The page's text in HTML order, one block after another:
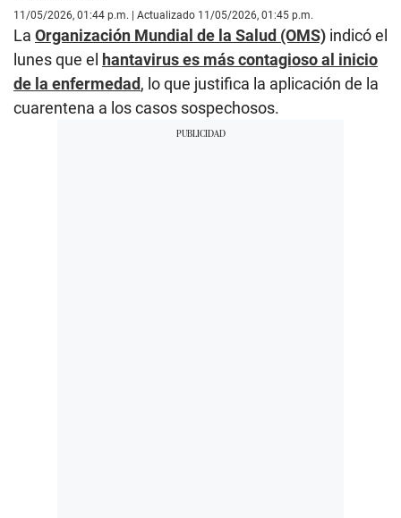
11/05/2026, 01:44 p.m. | Actualizado 11/05/2026, 01:45 p.m.
La Organización Mundial de la Salud (OMS) indicó el
lunes que el hantavirus es más contagioso al inicio
de la enfermedad, lo que justifica la aplicación de la
cuarentena a los casos sospechosos.